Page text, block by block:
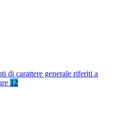
di carattere generale riferiti a
12